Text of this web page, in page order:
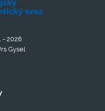
- 2026
Gysel